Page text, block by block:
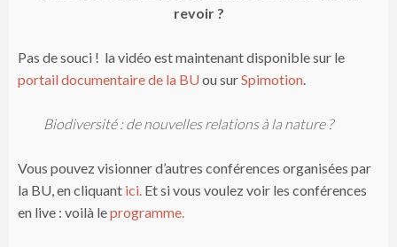
revoir ?
Pas de souci ! la vidéo est maintenant disponible sur le
portail documentaire de la BUou surSpimotion.
Biodiversité : de nouvelles relations à la nature ?
Vous pouvez visionner d’autres conférences organisées par
la BU, en cliquant ici. Et si vous voulez voir les conférences
en live : voilà leprogramme.